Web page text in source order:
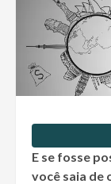
E se fosse
você saia de